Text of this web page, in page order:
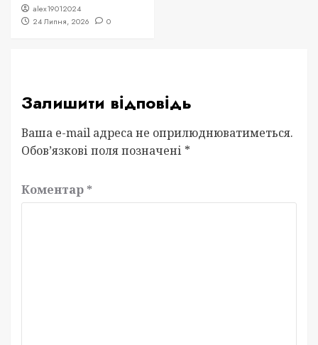
alex19012024
24 Липня, 2026
0
Залишити відповідь
Ваша e-mail адреса не оприлюднюватиметься.
Обов’язкові поля позначені *
Коментар *